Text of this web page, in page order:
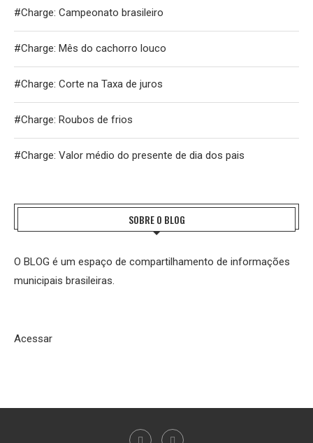
#Charge: Campeonato brasileiro
#Charge: Mês do cachorro louco
#Charge: Corte na Taxa de juros
#Charge: Roubos de frios
#Charge: Valor médio do presente de dia dos pais
SOBRE O BLOG
O BLOG é um espaço de compartilhamento de informações
municipais brasileiras.
Acessar